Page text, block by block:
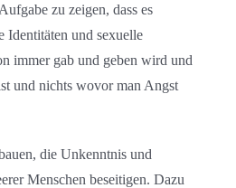
zu zeigen, dass es
Identitäten und sexuelle
immer gab und geben wird und
und nichts wovor man Angst
die Unkenntnis und
Menschen beseitigen. Dazu